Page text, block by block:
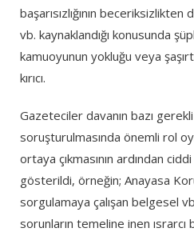
başarısızlığının beceriksizlikten
vb. kaynaklandığı konusunda
kamuoyunun yokluğu veya
kırıcı.
Gazeteciler davanın bazı
soruşturulmasında önemli rol
ortaya çıkmasının ardından
gösterildi, örneğin; Anayasa
sorgulamaya çalışan belgesel
sorunların temeline inen